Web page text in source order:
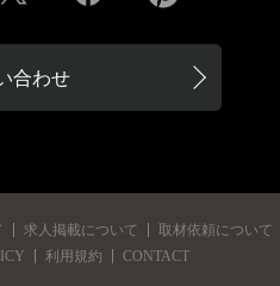
合わせ
求人掲載について
取材依頼について
利用規約 CONTACT